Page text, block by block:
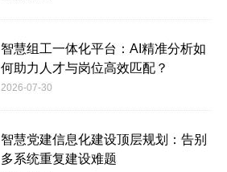
智慧组工一体化平台：AI精准分析如
何助力人才与岗位高效匹配？
2026-07-30
智慧党建信息化建设顶层规划：告别
多系统重复建设难题